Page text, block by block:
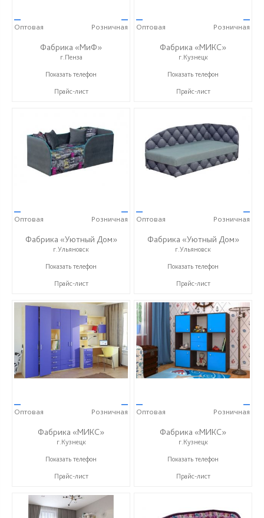
—
Оптовая
—
Розничная
Фабрика «МиФ»
г.Пенза
+7 (8412) 20-20-37
Показать телефон
Прайс-лист
—
Оптовая
—
Розничная
Фабрика «МИКС»
г.Кузнецк
+7 (937) 423-36-37
Показать телефон
Прайс-лист
—
Оптовая
—
Розничная
Фабрика «Уютный Дом»
г.Ульяновск
+7 (927) 815-33-33
Показать телефон
Прайс-лист
—
Оптовая
—
Розничная
Фабрика «Уютный Дом»
г.Ульяновск
+7 (927) 815-33-33
Показать телефон
Прайс-лист
—
Оптовая
—
Розничная
Фабрика «МИКС»
г.Кузнецк
+7 (937) 423-36-37
Показать телефон
Прайс-лист
—
Оптовая
—
Розничная
Фабрика «МИКС»
г.Кузнецк
+7 (937) 423-36-37
Показать телефон
Прайс-лист